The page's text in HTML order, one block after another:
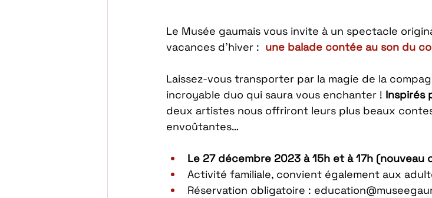
Le Musée gaumais vous invite à un spectacle
vacances d’hiver : une balade contée au son du
Laissez-vous transporter par la magie de la
incroyable duo qui saura vous enchanter ! Inspirés
deux artistes nous offriront leurs plus beaux
envoûtantes…
Le 27 décembre 2023 à 15h et à 17h (nouveau
Activité familiale, convient également aux
Réservation obligatoire :